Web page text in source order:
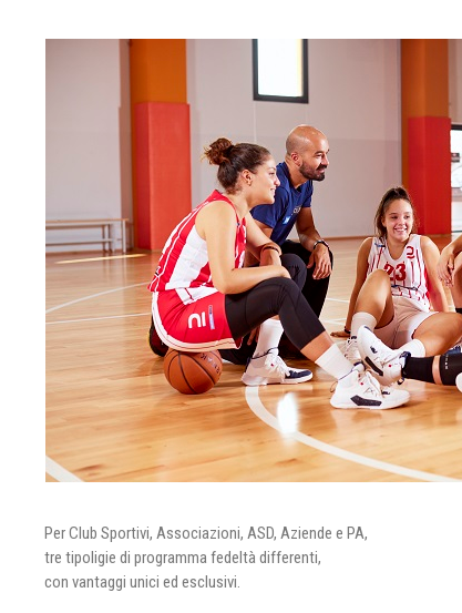
Per Club Sportivi, Associazioni, ASD, Aziende e PA,
tre tipoligie di programma fedeltà differenti,
con vantaggi unici ed esclusivi.